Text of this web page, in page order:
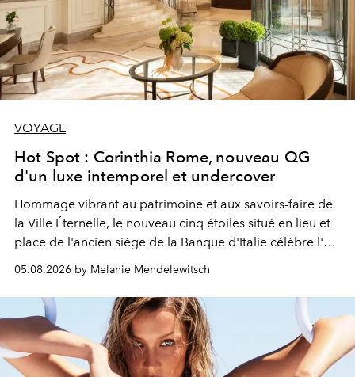
VOYAGE
Hot Spot : Corinthia Rome, nouveau QG
d'un luxe intemporel et undercover
Hommage vibrant au patrimoine et aux savoirs-faire de
la Ville Éternelle, le nouveau cinq étoiles situé en lieu et
place de l'ancien siège de la Banque d'Italie célèbre l'art
de vivre Romain dans toute son élégance intemporelle.
05.08.2026 by Melanie Mendelewitsch